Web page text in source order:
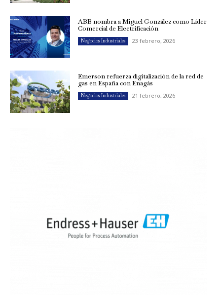
ABB nombra a Miguel González como Líder
Comercial de Electrificación
Negocios Industriales 23 febrero, 2026
Emerson refuerza digitalización de la red de
gas en España con Enagás
Negocios Industriales 21 febrero, 2026